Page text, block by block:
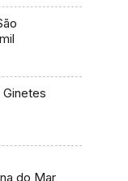
do Mar